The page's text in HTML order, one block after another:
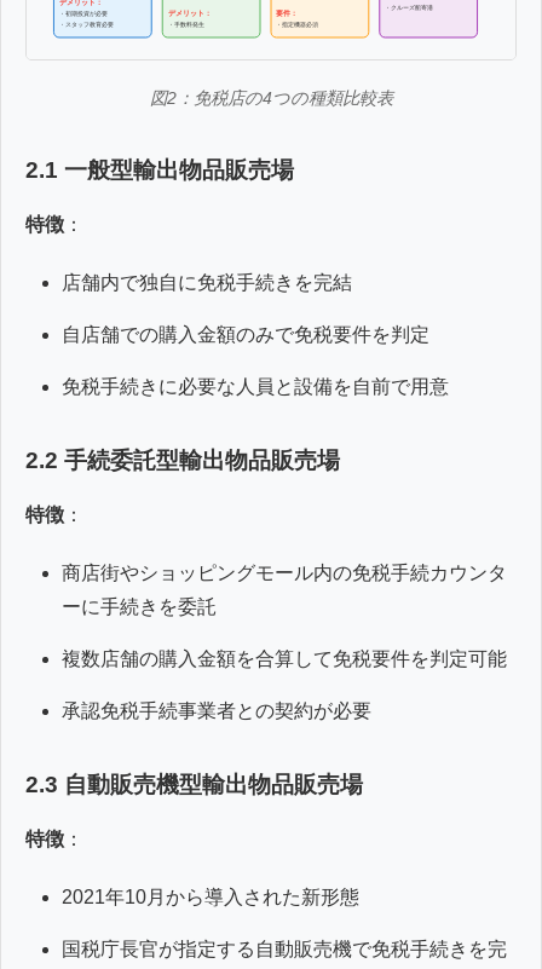
デメリット：
・初期投資が必要
・スタッフ教育必要
デメリット：
・手数料発生
要件：
・指定機器必須
・クルーズ船寄港
図2：免税店の4つの種類比較表
2.1 一般型輸出物品販売場
特徴 ：
店舗内で独自に免税手続きを完結
自店舗での購入金額のみで免税要件を判定
免税手続きに必要な人員と設備を自前で用意
2.2 手続委託型輸出物品販売場
特徴 ：
商店街やショッピングモール内の免税手続カウンタ
ーに手続きを委託
複数店舗の購入金額を合算して免税要件を判定可能
承認免税手続事業者との契約が必要
2.3 自動販売機型輸出物品販売場
特徴 ：
2021年10月から導入された新形態
国税庁長官が指定する自動販売機で免税手続きを完